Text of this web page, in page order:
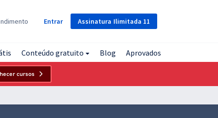
Assinatura Ilimitada 11
Entrar
Conteúdo gratuito Blog Aprovados
cursos